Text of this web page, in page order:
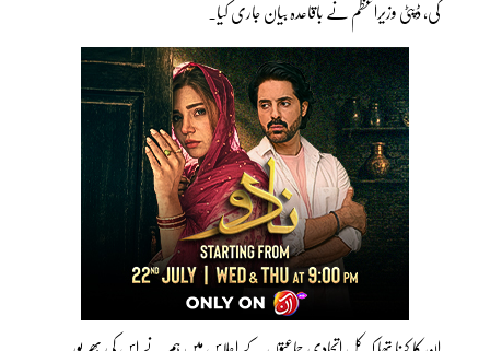
کی، ڈپٹی وزیراعظم نے باقاعدہ بیان جاری کیا۔